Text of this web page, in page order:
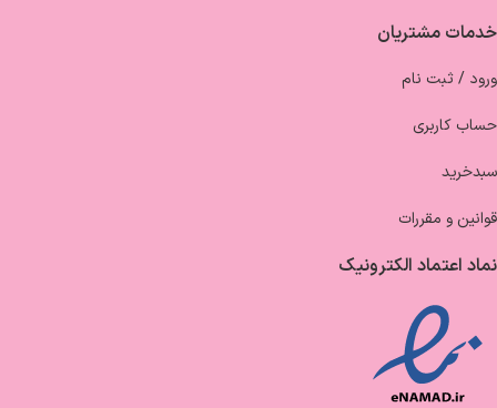
خدمات مشتریان
ورود / ثبت نام
حساب کاربری
سبدخرید
قوانین و مقررات
نماد اعتماد الکترونیک